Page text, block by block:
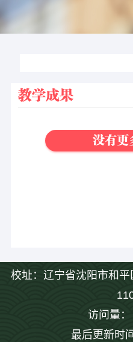
教学成果
没有更
校址：辽宁省沈阳市和平
访问量：
最后更新时